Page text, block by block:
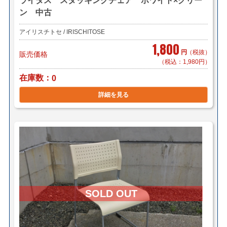
ン 中古
アイリスチトセ / IRISCHITOSE
販売価格 1,800 円 （税抜）
（税込：1,980円）
在庫数 0
詳細を見る